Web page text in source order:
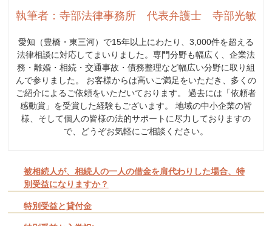
執筆者：寺部法律事務所 代表弁護士 寺部光敏
愛知（豊橋・東三河）で15年以上にわたり、3,000件を超える
法律相談に対応してまいりました。専門分野も幅広く、企業法
務・離婚・相続・交通事故・債務整理など幅広い分野に取り組
んで参りました。 お客様からは高いご満足をいただき、多くの
ご紹介によるご依頼をいただいております。 過去には「依頼者
感動賞」を受賞した経験もございます。 地域の中小企業の皆
様、そして個人の皆様の法的サポートに尽力しておりますの
で、どうぞお気軽にご相談ください。
被相続人が、相続人の一人の借金を肩代わりした場合、特
別受益になりますか？
特別受益と貸付金